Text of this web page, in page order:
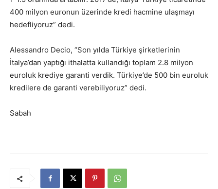
400 milyon euronun üzerinde kredi hacmine ulaşmayı
hedefliyoruz” dedi.
Alessandro Decio, “Son yılda Türkiye şirketlerinin
İtalya’dan yaptığı ithalatta kullandığı toplam 2.8 milyon
euroluk krediye garanti verdik. Türkiye’de 500 bin euroluk
kredilere de garanti verebiliyoruz” dedi.
Sabah